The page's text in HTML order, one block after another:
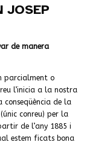
JOSEP
de manera
parcialment o
l’inicia a la nostra
de la
conreu) per la
de l’any 1885 i
estem ficats bona